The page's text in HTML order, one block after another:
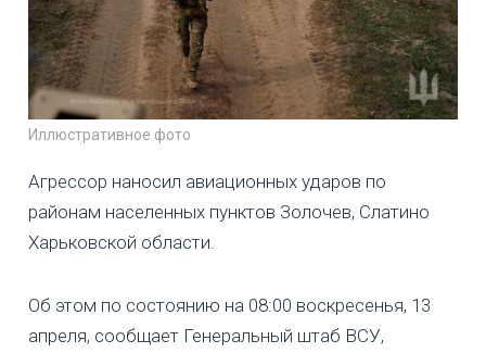
Иллюстративное фото
Агрессор наносил авиационных ударов по
районам населенных пунктов Золочев, Слатино
Харьковской области.
Об этом по состоянию на 08:00 воскресенья, 13
апреля, сообщает Генеральный штаб ВСУ,